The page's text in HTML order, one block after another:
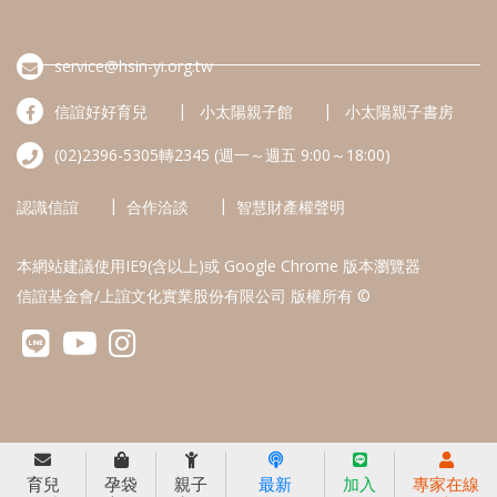
service@hsin-yi.org.tw
信誼好好育兒 小太陽親子館 小太陽親子書房
(02)2396-5305轉2345 (週一～週五 9:00～18:00)
認識信誼 合作洽談 智慧財產權聲明
本網站建議使用IE9(含以上)或 Google Chrome 版本瀏覽器
信誼基金會/上誼文化實業股份有限公司 版權所有 ©
育兒
孕袋
親子
最新
加入
專家在線